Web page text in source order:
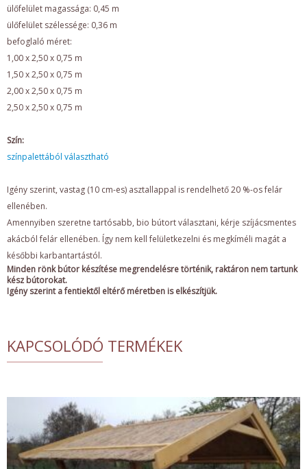
ülőfelület magassága: 0,45 m
ülőfelület szélessége: 0,36 m
befoglaló méret:
1,00 x 2,50 x 0,75 m
1,50 x 2,50 x 0,75 m
2,00 x 2,50 x 0,75 m
2,50 x 2,50 x 0,75 m
Szín:
színpalettából választható
Igény szerint, vastag (10 cm-es) asztallappal is rendelhető 20 %-os felár
ellenében.
Amennyiben szeretne tartósabb, bio bútort választani, kérje szíjácsmentes
akácból felár ellenében. Így nem kell felületkezelni és megkíméli magát a
későbbi karbantartástól.
Minden rönk bútor készítése megrendelésre történik, raktáron nem tartunk
kész bútorokat.
Igény szerint a fentiektől eltérő méretben is elkészítjük.
KAPCSOLÓDÓ TERMÉKEK